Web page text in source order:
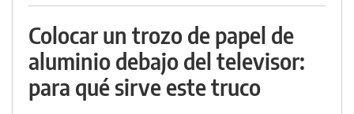
Colocar un trozo de papel de
aluminio debajo del televisor:
para qué sirve este truco